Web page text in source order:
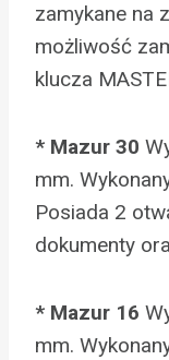
zamykane na
możliwość
klucza
* Mazur 30
mm.
Posiada 2
dokumenty
* Mazur 16
mm.